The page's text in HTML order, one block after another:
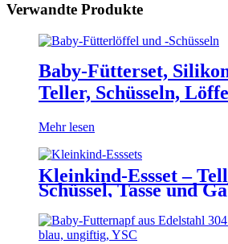
Verwandte Produkte
Baby-Fütterset,
Teller, Schüsseln,
Mehr lesen
Kleinkind-Essset –
Schüssel, Tasse und